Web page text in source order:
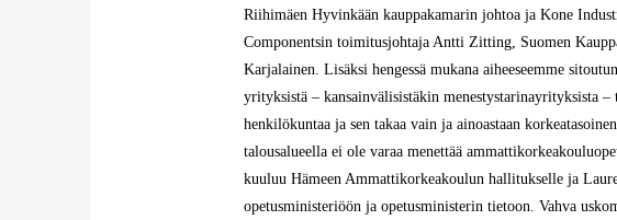
Riihimäen Hyvinkään kauppakamarin johtoa ja Kone
Componentsin toimitusjohtaja Antti Zitting, Suomen
Karjalainen. Lisäksi hengessä mukana aiheeseemme
yrityksistä – kansainvälisistäkin menestystarinayrityksista
henkilökuntaa ja sen takaa vain ja ainoastaan
talousalueella ei ole varaa menettää
kuuluu Hämeen Ammattikorkeakoulun hallitukselle ja
opetusministeriöön ja opetusministerin tietoon. Vahva